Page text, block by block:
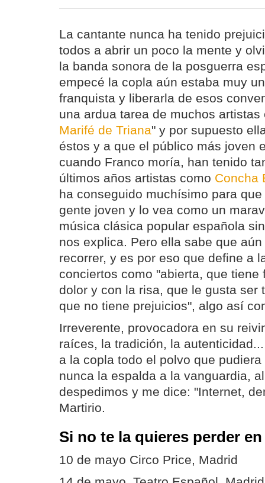
La cantante nunca ha tenido
todos a abrir un poco la mente y
la banda sonora de la posguerra
empecé la copla aún estaba muy
franquista y liberarla de esos
una ardua tarea de muchos
Marifé de Triana" y por supuesto
éstos y a que el público más joven
cuando Franco moría, han tenido
últimos años artistas como Concha
ha conseguido muchísimo para
gente joven y lo vea como un
música clásica popular española
nos explica. Pero ella sabe que
recorrer, y es por eso que define a
conciertos como "abierta, que tiene
dolor y con la risa, que le gusta ser
que no tiene prejuicios", algo así
Irreverente, provocadora en su
raíces, la tradición, la
a la copla todo el polvo que
nunca la espalda a la vanguardia,
despedimos y me dice: "Internet,
Martirio.
Si no te la quieres perder
10 de mayo Circo Price, Madrid